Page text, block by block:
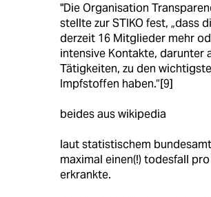
"Die Organisation
stellte zur STIKO fest, „dass
derzeit 16 Mitglieder mehr
intensive Kontakte, darunter
Tätigkeiten, zu den
Impfstoffen haben.“[9]
beides aus wikipedia
laut statistischem
maximal einen(!) todesfall
erkrankte.